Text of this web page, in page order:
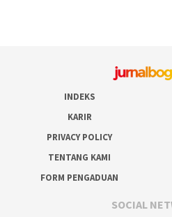
INDEKS
KARIR
PRIVACY POLICY
TENTANG KAMI
FORM PENGADUAN
SOCIAL